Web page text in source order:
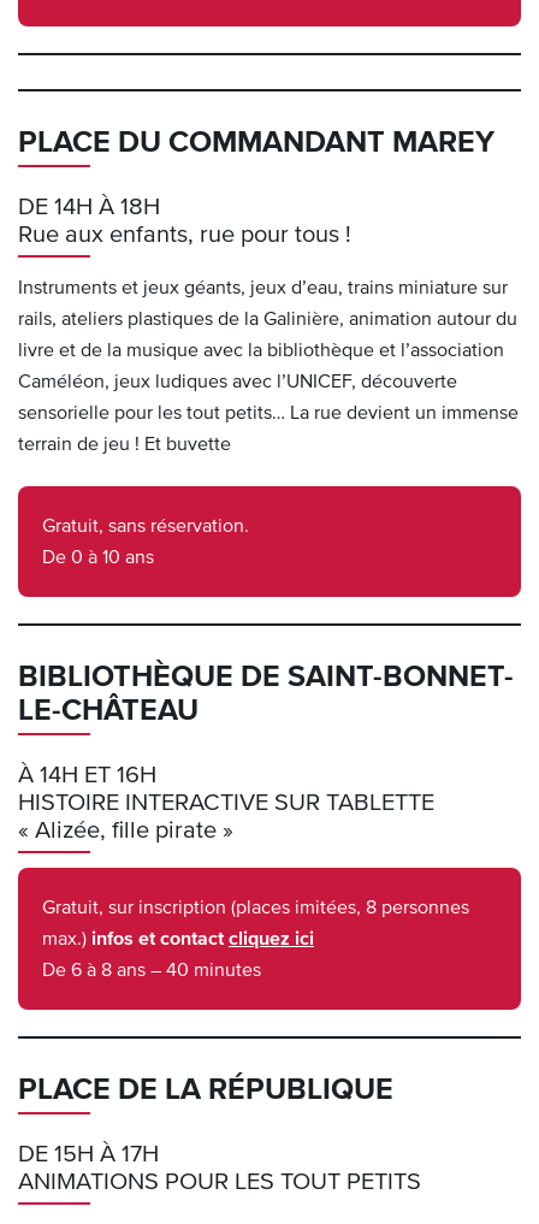
PLACE DU COMMANDANT MAREY
DE 14H À 18H
Rue aux enfants, rue pour tous !
Instruments et jeux géants, jeux d’eau, trains miniature sur
rails, ateliers plastiques de la Galinière, animation autour du
livre et de la musique avec la bibliothèque et l’association
Caméléon, jeux ludiques avec l’UNICEF, découverte
sensorielle pour les tout petits… La rue devient un immense
terrain de jeu ! Et buvette
Gratuit, sans réservation.
De 0 à 10 ans
BIBLIOTHÈQUE DE SAINT-BONNET-
LE-CHÂTEAU
À 14H ET 16H
HISTOIRE INTERACTIVE SUR TABLETTE
« Alizée, fille pirate »
Gratuit, sur inscription (places imitées, 8 personnes
max.) infos et contactcliquez ici
De 6 à 8 ans – 40 minutes
PLACE DE LA RÉPUBLIQUE
DE 15H À 17H
ANIMATIONS POUR LES TOUT PETITS